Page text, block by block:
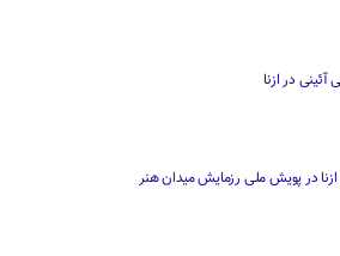
در ازنا
در پویش ملی رزمایش میدان هنر